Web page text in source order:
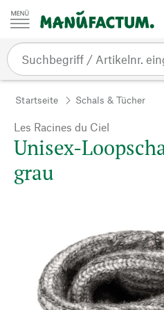
Zum Inhalt springen
Startseite Schals & Tücher
Les Racines du Ciel
Unisex-
grau